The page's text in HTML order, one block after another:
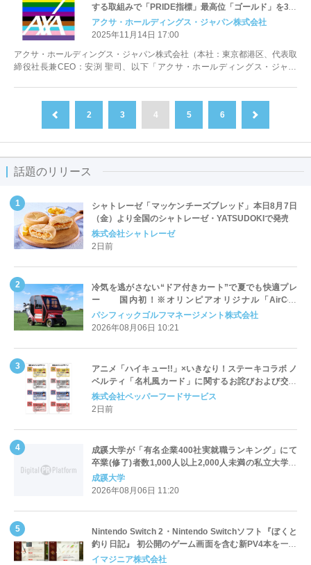
する取組みで「PRIDE指標」最高位「ゴールド」を3年
連続受賞
アクサ・ホールディングス・ジャパン株式会社
2025年11月14日 17:00
アクサ・ホールディングス・ジャパン株式会社（本社：東京都港区、代表取
締役社長兼CEO：安渕 聖司、以下「アクサ・ホールディングス・ジャパ
2 3 4 5 6
話題のリリース
シャトレーゼ「マッケンチーズブレッド」本日8月7日
（金）より全国のシャトレーゼ・YATSUDOKIで発売
株式会社シャトレーゼ
2日前
冷気を逃がさない“ドア付きカート”で夏でも快適プレ
ー 国内初！※オリンピアオリジナル「AirCon
Cart（エアコンカート）」導入 | ＰＧＭ
パシフィックゴルフマネージメント株式会社
2026年08月06日 10:21
アニメ「ハイキュー!!」×いきなり！ステーキコラボ ノ
ベルティ「名札風カード」に関するお詫びおよび交換
対応についてのご案内
株式会社ペッパーフードサービス
2日前
成蹊大学が「有名企業400社実就職ランキング」にて
卒業(修了)者数1,000人以上2,000人未満の私立大学で
全国第1位を獲得！～実就職率は26.5%（前年比＋
4.3pt）に伸長、東京の私立大学でも10位にランクイン
成蹊大学
2026年08月06日 11:20
Nintendo Switch 2・Nintendo Switchソフト『ぼくと
釣り日記』 初公開のゲーム画面を含む新PV4本を一挙
公開！
イマジニア株式会社